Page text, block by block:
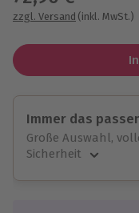
zzgl. Versand (inkl. MwSt.)
Immer das
Große Auswahl,
Sicherheit